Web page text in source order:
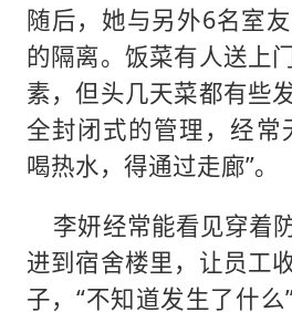
随后，她与另外6名室
的隔离。饭菜有人送上
素，但头几天菜都有些
全封闭式的管理，经常
喝热水，得通过走廊”。
李妍经常能看见穿着
进到宿舍楼里，让员工
子，“不知道发生了什